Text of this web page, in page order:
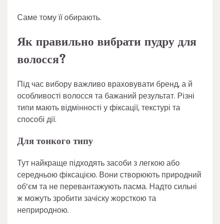
Саме тому її обирають.
Як правильно вибрати пудру для
волосся?
Під час вибору важливо враховувати бренд, а й
особливості волосся та бажаний результат. Різні
типи мають відмінності у фіксації, текстурі та
способі дії.
Для тонкого типу
Тут найкраще підходять засоби з легкою або
середньою фіксацією. Вони створюють природний
об’єм та не перевантажують пасма. Надто сильні
ж можуть зробити зачіску жорсткою та
неприродною.